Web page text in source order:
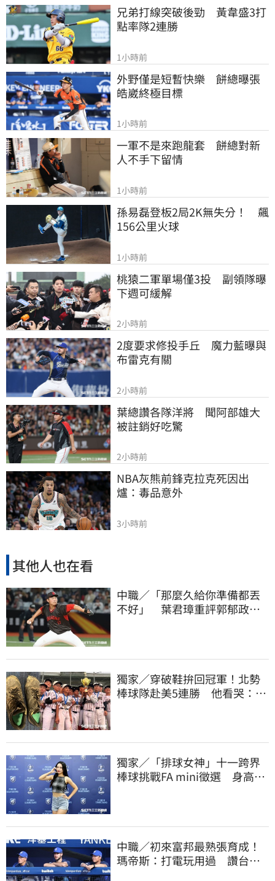
兄弟打線突破後勁　黃韋盛3打
點率隊2連勝
1小時前
外野僅是短暫快樂　餅總曝張
皓崴終極目標
1小時前
一軍不是來跑龍套　餅總對新
人不手下留情
1小時前
孫易磊登板2局2K無失分！　飆
156公里火球
1小時前
桃猿二軍單場僅3投　副領隊曝
下週可緩解
2小時前
2度要求修投手丘　魔力藍曝與
布雷克有關
2小時前
葉總讚各隊洋將　聞阿部雄大
被註銷好吃驚
2小時前
NBA灰熊前鋒克拉克死因出
爐：毒品意外
3小時前
其他人也在看
中職／「那麼久給你準備都丟
不好」 葉君璋重評郭郁政對
獨家／穿破鞋拚回冠軍！北勢
棒球隊赴美5連勝 他看哭：台
獨家／「排球女神」十一跨界
棒球挑戰FA mini徵選 身高
中職／初來富邦最熟張育成！
瑪帝斯：打電玩用過 讚台灣